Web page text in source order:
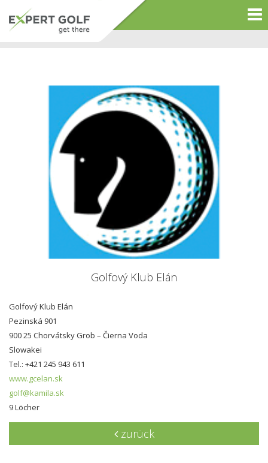
Golfový Klub Elán
Golfový Klub Elán
Pezinská 901
900 25 Chorvátsky Grob – Čierna Voda
Slowakei
Tel.: +421 245 943 611
www.gcelan.sk
golf@kamila.sk
9 Löcher
zurück